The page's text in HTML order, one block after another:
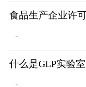
食品生产企业许
...
什么是GLP实验
...